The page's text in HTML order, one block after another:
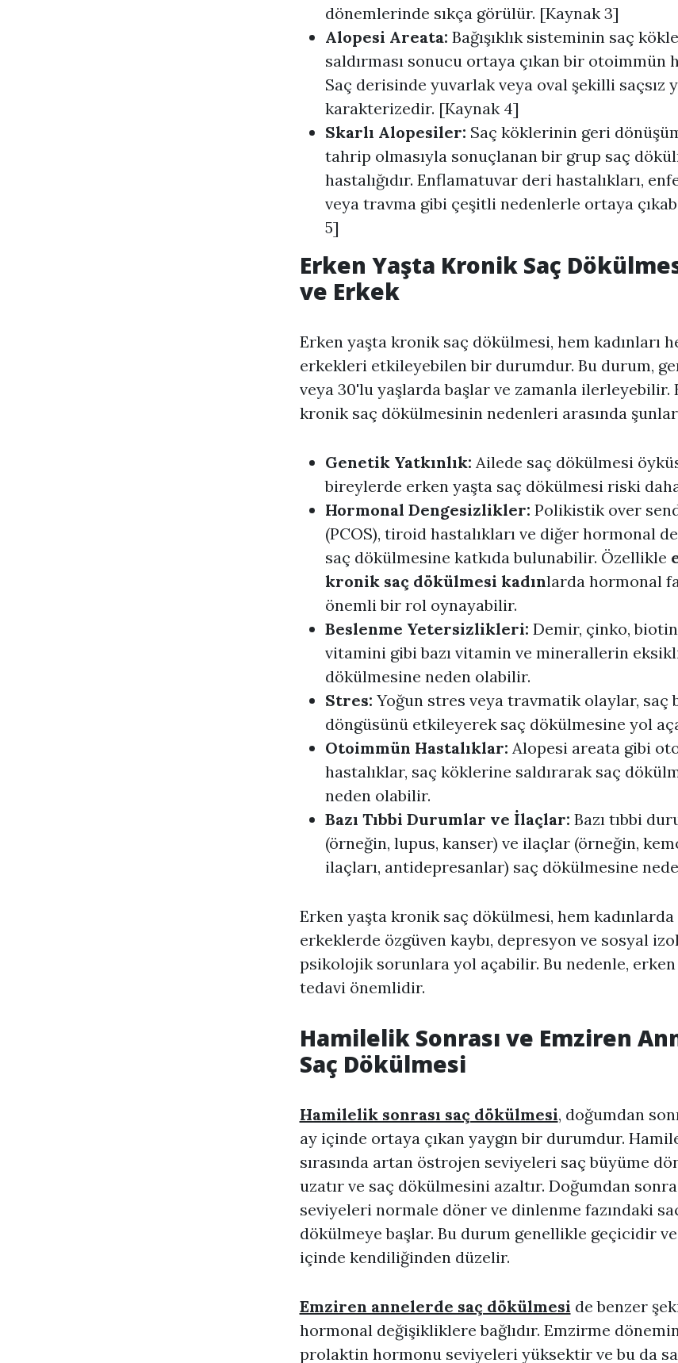
dönemlerinde sıkça görülür. [Kaynak 3]
Alopesi Areata: Bağışıklık sisteminin saç
saldırması sonucu ortaya çıkan bir otoimmün
Saç derisinde yuvarlak veya oval şekilli saçsız
karakterizedir. [Kaynak 4]
Skarlı Alopesiler: Saç köklerinin geri
tahrip olmasıyla sonuçlanan bir grup saç
hastalığıdır. Enflamatuvar deri hastalıkları,
veya travma gibi çeşitli nedenlerle ortaya
5]
Erken Yaşta Kronik Saç
ve Erkek
Erken yaşta kronik saç dökülmesi, hem kadınları
erkekleri etkileyebilen bir durumdur. Bu durum,
veya 30'lu yaşlarda başlar ve zamanla ilerleyebilir.
kronik saç dökülmesinin nedenleri arasında
Genetik Yatkınlık: Ailede saç dökülmesi
bireylerde erken yaşta saç dökülmesi riski
Hormonal Dengesizlikler: Polikistik over
(PCOS), tiroid hastalıkları ve diğer hormonal
saç dökülmesine katkıda bulunabilir. Özellikle
kronik saç dökülmesi kadınlarda hormonal
önemli bir rol oynayabilir.
Beslenme Yetersizlikleri: Demir, çinko,
vitamini gibi bazı vitamin ve minerallerin
dökülmesine neden olabilir.
Stres: Yoğun stres veya travmatik olaylar, saç
döngüsünü etkileyerek saç dökülmesine yol
Otoimmün Hastalıklar: Alopesi areata gibi
hastalıklar, saç köklerine saldırarak saç
neden olabilir.
Bazı Tıbbi Durumlar ve İlaçlar: Bazı tıbbi
(örneğin, lupus, kanser) ve ilaçlar (örneğin,
ilaçları, antidepresanlar) saç dökülmesine
Erken yaşta kronik saç dökülmesi, hem kadınlarda
erkeklerde özgüven kaybı, depresyon ve sosyal
psikolojik sorunlara yol açabilir. Bu nedenle, erken
tedavi önemlidir.
Hamilelik Sonrası ve Emziren
Saç Dökülmesi
Hamilelik sonrası saç dökülmesi, doğumdan
ay içinde ortaya çıkan yaygın bir durumdur.
sırasında artan östrojen seviyeleri saç büyüme
uzatır ve saç dökülmesini azaltır. Doğumdan
seviyeleri normale döner ve dinlenme fazındaki
dökülmeye başlar. Bu durum genellikle geçicidir ve
içinde kendiliğinden düzelir.
Emziren annelerde saç dökülmesi de benzer
hormonal değişikliklere bağlıdır. Emzirme
prolaktin hormonu seviyeleri yüksektir ve bu da